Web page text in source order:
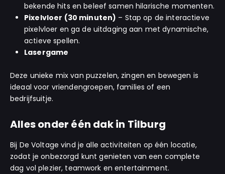
bekende hits en beleef samen hilarische momenten.
Pixelvloer (30 minuten) – Stap op de interactieve
pixelvloer en ga de uitdaging aan met dynamische,
actieve spellen.
Lasergame
Deze unieke mix van puzzelen, zingen en bewegen is
ideaal voor vriendengroepen, families of een
bedrijfsuitje.
Alles onder één dak in Tilburg
Bij De Voltage vind je alle activiteiten op één locatie,
zodat je onbezorgd kunt genieten van een complete
dag vol plezier, teamwork en entertainment.